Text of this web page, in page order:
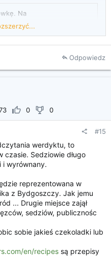
Na
zaproszenia.
Odpowiedz
0 0
#15
werdyktu, to
czasie. Sedziowie długo
i wyrównany.
reprezentowana w
z Bydgoszczy. Jak jemu
... Drugie miejsce zajął
sedziów, publicznośc
sobie jakieś czekoladki lub
en/recipes są przepisy